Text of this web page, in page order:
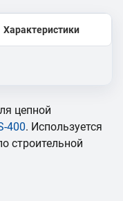
Характеристики
цепной
400. Используется
строительной